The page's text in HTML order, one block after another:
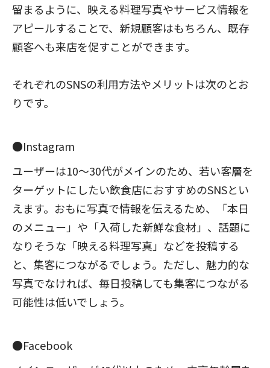
留まるように、映える料理写真やサービス情報を
アピールすることで、新規顧客はもちろん、既存
顧客へも来店を促すことができます。
それぞれのSNSの利用方法やメリットは次のとお
りです。
●Instagram
ユーザーは10～30代がメインのため、若い客層を
ターゲットにしたい飲食店におすすめのSNSとい
えます。おもに写真で情報を伝えるため、「本日
のメニュー」や「入荷した新鮮な食材」、話題に
なりそうな「映える料理写真」などを投稿する
と、集客につながるでしょう。ただし、魅力的な
写真でなければ、毎日投稿しても集客につながる
可能性は低いでしょう。
●Facebook